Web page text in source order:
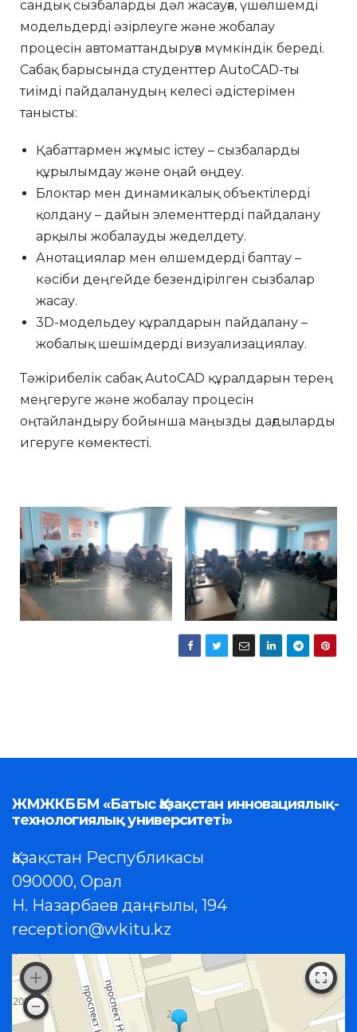
сандық сызбаларды дәл жасауға, үшөлшемді
модельдерді әзірлеуге және жобалау
процесін автоматтандыруға мүмкіндік береді.
Сабақ барысында студенттер AutoCAD-ты
тиімді пайдаланудың келесі әдістерімен
танысты:
Қабаттармен жұмыс істеу – сызбаларды
құрылымдау және оңай өңдеу.
Блоктар мен динамикалық объектілерді
қолдану – дайын элементтерді пайдалану
арқылы жобалауды жеделдету.
Анотациялар мен өлшемдерді баптау –
кәсіби деңгейде безендірілген сызбалар
жасау.
3D-модельдеу құралдарын пайдалану –
жобалық шешімдерді визуализациялау.
Тәжірибелік сабақ AutoCAD құралдарын терең
меңгеруге және жобалау процесін
оңтайландыру бойынша маңызды дағдыларды
игеруге көмектесті.
ЖМЖКББМ «Батыс Қазақстан инновациялық-
технологиялық университеті»
Қазақстан Республикасы
090000, Орал
Н. Назарбаев даңғылы, 194
reception@wkitu.kz